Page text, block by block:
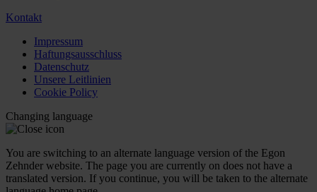
Kontakt
Impressum
Haftungsausschluss
Datenschutz
Unsere Leitlinien
Cookie Policy
Changing language
You are switching to an alternate language version of the Egon
Zehnder website. The page you are currently on does not have a
translated version. If you continue, you will be taken to the alternate